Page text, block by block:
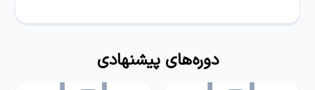
دوره‌های پیشنهادی